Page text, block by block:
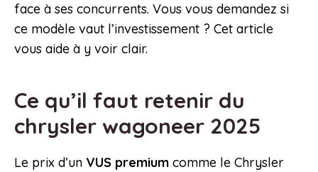
face à ses concurrents. Vous vous demandez si
ce modèle vaut l’investissement ? Cet article
vous aide à y voir clair.
Ce qu’il faut retenir du
chrysler wagoneer 2025
Le prix d’un VUS premium comme le Chrysler